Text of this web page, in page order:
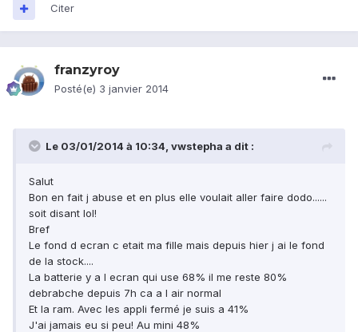
Citer
franzyroy
Posté(e) 3 janvier 2014
Le 03/01/2014 à 10:34, vwstepha a dit :
Salut
Bon en fait j abuse et en plus elle voulait aller faire dodo......
soit disant lol!
Bref
Le fond d ecran c etait ma fille mais depuis hier j ai le fond
de la stock....
La batterie y a l ecran qui use 68% il me reste 80%
debrabche depuis 7h ca a l air normal
Et la ram. Avec les appli fermé je suis a 41%
J'ai jamais eu si peu! Au mini 48%